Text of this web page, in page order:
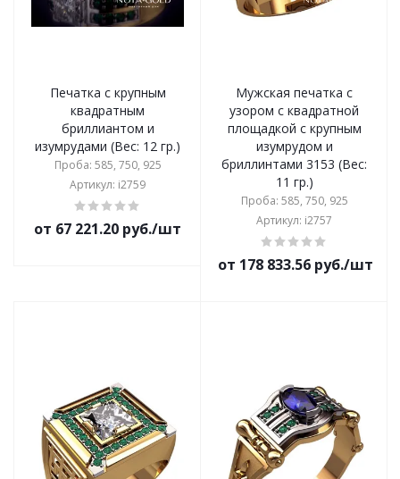
Печатка с крупным
квадратным
бриллиантом и
изумрудами (Вес: 12 гр.)
Проба: 585, 750, 925
Артикул: i2759
от 67 221.20 руб./шт
Мужская печатка с
узором с квадратной
площадкой с крупным
изумрудом и
бриллинтами 3153 (Вес:
11 гр.)
Проба: 585, 750, 925
Артикул: i2757
от 178 833.56 руб./шт